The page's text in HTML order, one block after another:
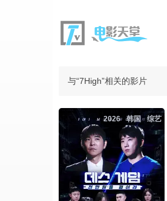
与“7High”相关的影片
综艺
韩国
2026